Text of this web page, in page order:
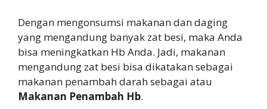
Dengan mengonsumsi makanan dan daging
yang mengandung banyak zat besi, maka Anda
bisa meningkatkan Hb Anda. Jadi, makanan
mengandung zat besi bisa dikatakan sebagai
makanan penambah darah sebagai atau
Makanan Penambah Hb.